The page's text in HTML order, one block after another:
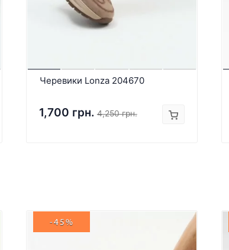
Черевики Lonza 204670
1,700 грн. 4,250 грн.
-45%